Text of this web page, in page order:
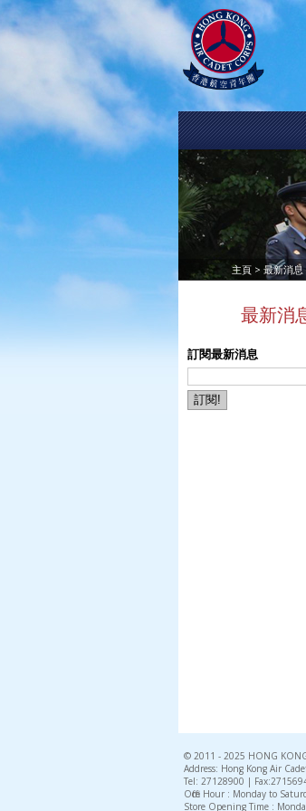
主頁 > 最新消息
最新消
訂閱最新消息
© 2011 - 2025 HONG
Address: Hong Kong Air
Tel: 27128900 |
Office Hour : Monday to
Store Opening Time :